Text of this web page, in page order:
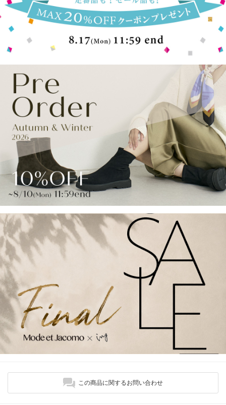
この商品に関するお問い合わせ